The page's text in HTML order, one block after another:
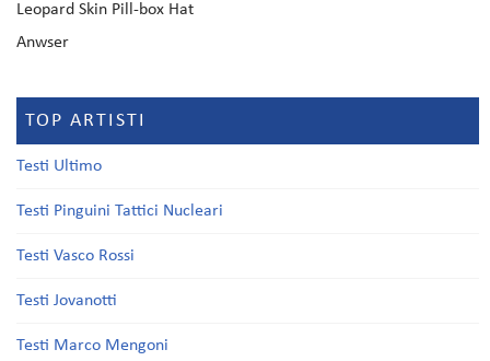
Leopard Skin Pill-box Hat
Anwser
TOP ARTISTI
Testi Ultimo
Testi Pinguini Tattici Nucleari
Testi Vasco Rossi
Testi Jovanotti
Testi Marco Mengoni